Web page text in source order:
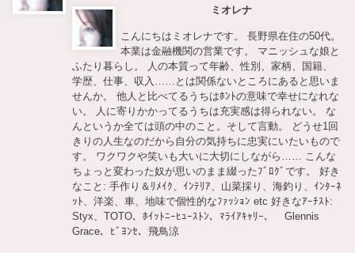
ミオレナ
こんにちはミオレナです。 長野県在住の50代。
本業は金融機関の営業です。 マニッシュな娘と
ふたり暮らし。 人の本質って年齢、性別、家柄、国籍、
学歴、仕事、収入……とは関係ないところにあると思いま
せんか。 他人と比べてるうちはﾎﾝﾄの意味で幸せになれな
い。 人に寄りかかってるうちは充実感は得られない。 な
んというか全ては頭の中のこと。そして言動。 どうせ1回
きりの人生なのだから自分の気持ちに忠実にいたいもので
す。 ワクワクや笑いも大いに大切にしながら…… こんな
ちょっと変わった奴が思いのまま綴ったﾌﾞﾛｸﾞです。 好き
なこと: 手作り＆ﾘﾒｲｸ、ｲﾝﾃﾘｱ、山菜採り、海釣り、ｲﾝﾀｰﾈ
ｯﾄ、洋楽、車、地味で個性的なﾌｧｯｼｮﾝ etc 好きなｱｰﾁｽﾄ:
Styx、TOTO、ﾎｲｯﾄﾆｰﾋｭｰｽﾄﾝ、ﾏﾗｲｱｷｬﾘｰ、 Glennis
Grace、ﾋﾞﾖﾝｾ、飛鳥涼